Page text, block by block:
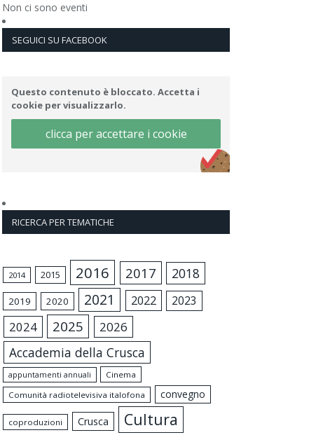
Non ci sono eventi
SEGUICI SU FACEBOOK
Questo contenuto è bloccato. Accetta i
cookie per visualizzarlo.
clicca per accettare i cookie
RICERCA PER TEMATICHE
2014 2015 2016 2017 2018
2019 2020 2021 2022 2023
2024 2025 2026
Accademia della Crusca
appuntamenti annuali
Cinema
Comunità radiotelevisiva italofona
convegno
coproduzioni Crusca Cultura